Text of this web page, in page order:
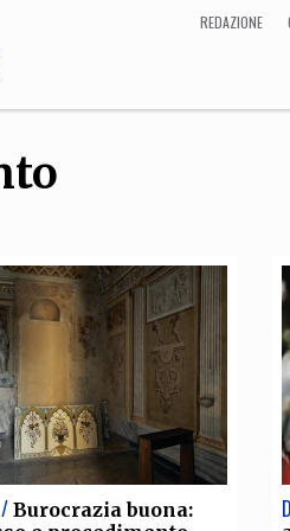
REDAZIONE
CULTURA
Arte, Cinema,
Letteratura
/ Burocrazia buona: